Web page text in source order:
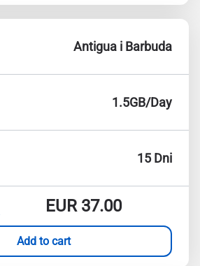
Antigua i Barbuda
1.5GB/Day
15 Dni
EUR37.00
Add to cart